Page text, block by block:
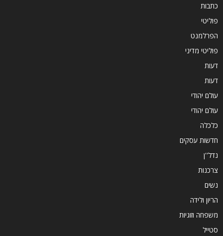
כתבות
פוליטי
הפרלמנט
פוליטי מדיני
דעות
דעות
עולם יהודי
עולם יהודי
כלכלה
חדשות עסקים
נדל''ן
צרכנות
נשים
הריון ולידה
משפחה וזוגיות
סטייל